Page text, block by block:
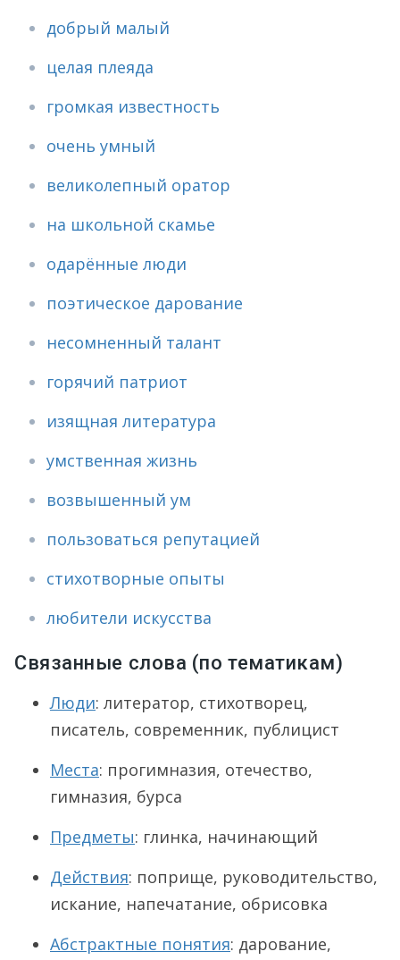
добрый малый
целая плеяда
громкая известность
очень умный
великолепный оратор
на школьной скамье
одарённые люди
поэтическое дарование
несомненный талант
горячий патриот
изящная литература
умственная жизнь
возвышенный ум
пользоваться репутацией
стихотворные опыты
любители искусства
Связанные слова (по тематикам)
Люди: литератор, стихотворец,
писатель, современник, публицист
Места: прогимназия, отечество,
гимназия, бурса
Предметы: глинка, начинающий
Действия: поприще, руководительство,
искание, напечатание, обрисовка
Абстрактные понятия: дарование,